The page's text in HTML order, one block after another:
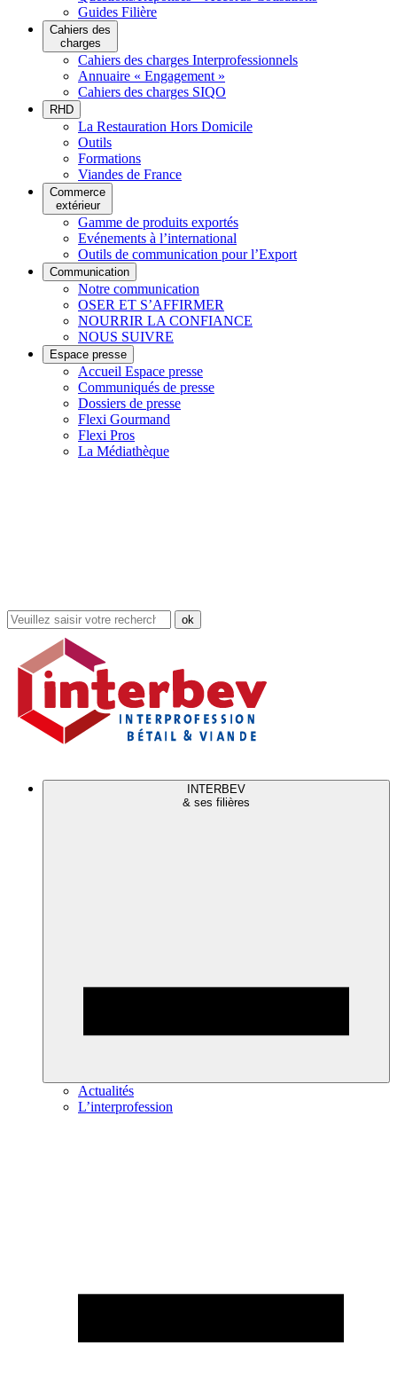
Guides Filière
Cahiers des
charges
Cahiers des charges Interprofessionnels
Annuaire « Engagement »
Cahiers des charges SIQO
RHD
La Restauration Hors Domicile
Outils
Formations
Viandes de France
Commerce
extérieur
Gamme de produits exportés
Evénements à l’international
Outils de communication pour l’Export
Communication
Notre communication
OSER ET S’AFFIRMER
NOURRIR LA CONFIANCE
NOUS SUIVRE
Espace presse
Accueil Espace presse
Communiqués de presse
Dossiers de presse
Flexi Gourmand
Flexi Pros
La Médiathèque
Rechercher
dans
site
INTERBEV
& ses filières
Actualités
L’interprofession